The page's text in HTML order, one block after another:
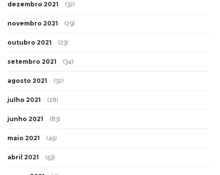
dezembro 2021 (32)
novembro 2021 (29)
outubro 2021 (23)
setembro 2021 (34)
agosto 2021 (32)
julho 2021 (28)
junho 2021 (83)
maio 2021 (45)
abril 2021 (53)